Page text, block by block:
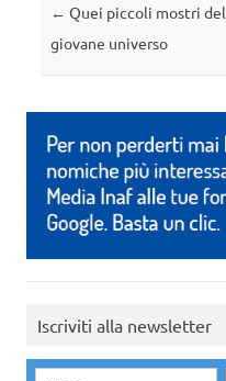
Navigazione articolo
← Quei piccoli mostri del
giovane universo
Iscriviti alla newsletter